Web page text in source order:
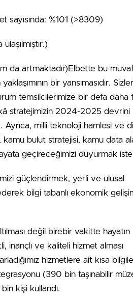
sayısında: %101 (>8309)
da artmaktadır)Elbette bu
bir yansımasıdır.
temsilcilerimize bir defa daha
stratejimizin 2024-2025 devrini
Ayrıca, milli teknoloji hamlesi ve
bulut stratejisi, kamu data
geçireceğimizi duyurmak
güçlendirmek, yerli ve ulusal
ederek bilgi tabanlı ekonomik
değil birebir vakitte hayatın
inançlı ve kaliteli hizmet alması
hizmetlere ait kısa
(390 bin taşınabilir
kişi kullandı.